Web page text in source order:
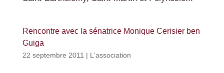
Rencontre avec la sénatrice Monique Cerisier ben
Guiga
22 septembre 2011 | L'association